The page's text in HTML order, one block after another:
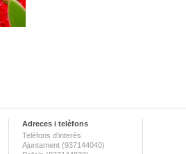
Adreces i telèfons
Telèfons d'interès
Ajuntament (937144040)